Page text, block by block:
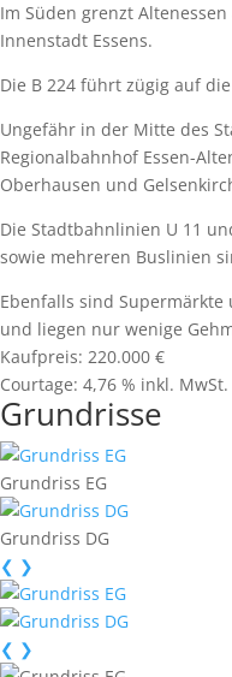
Im Süden grenzt
Innenstadt Essens.
Die B 224 führt zügig auf die
Ungefähr in der Mitte des
Regionalbahnhof Essen-
Oberhausen und
Die Stadtbahnlinien U 11
sowie mehreren Buslinien
Ebenfalls sind
und liegen nur wenige
Kaufpreis: 220.000 €
Courtage: 4,76 % inkl.
Grundrisse
Grundriss EG
Grundriss DG
❮ ❯
❮ ❯